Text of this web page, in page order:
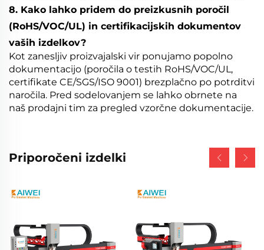
8. Kako lahko pridem do preizkusnih poročil
(RoHS/VOC/UL) in certifikacijskih dokumentov
vaših izdelkov?
Kot zanesljiv proizvajalski vir ponujamo popolno
dokumentacijo (poročila o testih RoHS/VOC/UL,
certifikate CE/SGS/ISO 9001) brezplačno po potrditvi
naročila. Pred sodelovanjem se lahko obrnete na
naš prodajni tim za pregled vzorčne dokumentacije.
Priporočeni izdelki